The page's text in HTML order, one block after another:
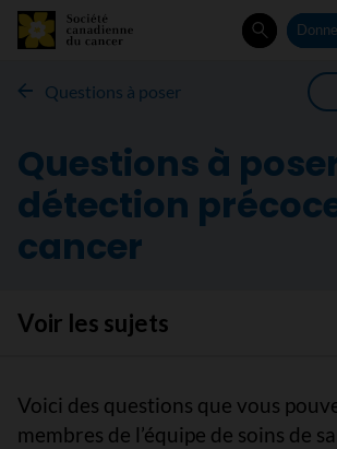
Questions à poser
Questions à
détection
cancer
Voir les sujets
Voici des questions que vous
membres de l’équipe de soins de